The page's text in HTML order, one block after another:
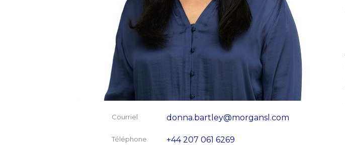
Courriel donna.bartley@morgansl.com
Téléphone +44 207 061 6269